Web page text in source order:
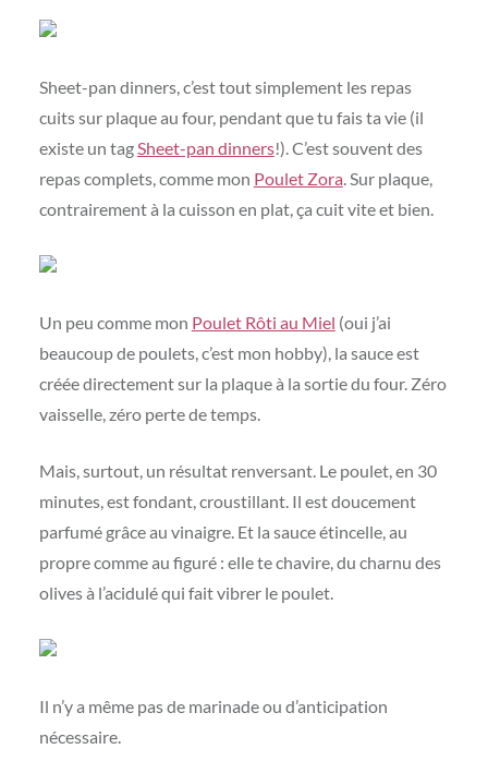
Sheet-pan dinners, c’est tout simplement les repas
cuits sur plaque au four, pendant que tu fais ta vie (il
existe un tag Sheet-pan dinners!). C’est souvent des
repas complets, comme mon Poulet Zora. Sur plaque,
contrairement à la cuisson en plat, ça cuit vite et bien.
Un peu comme mon Poulet Rôti au Miel (oui j’ai
beaucoup de poulets, c’est mon hobby), la sauce est
créée directement sur la plaque à la sortie du four. Zéro
vaisselle, zéro perte de temps.
Mais, surtout, un résultat renversant. Le poulet, en 30
minutes, est fondant, croustillant. Il est doucement
parfumé grâce au vinaigre. Et la sauce étincelle, au
propre comme au figuré : elle te chavire, du charnu des
olives à l’acidulé qui fait vibrer le poulet.
Il n’y a même pas de marinade ou d’anticipation
nécessaire.